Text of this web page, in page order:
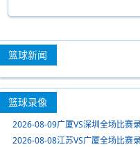
篮球新闻
篮球录像
2026-08-09广厦VS深圳全场比赛
2026-08-08江苏VS广厦全场比赛